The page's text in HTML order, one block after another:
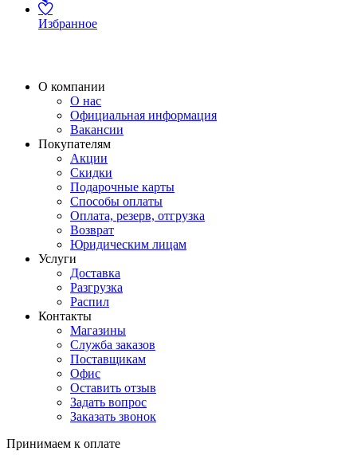
Избранное
О компании
О нас
Официальная информация
Вакансии
Покупателям
Акции
Скидки
Подарочные карты
Способы оплаты
Оплата, резерв, отгрузка
Возврат
Юридическим лицам
Услуги
Доставка
Разгрузка
Распил
Контакты
Магазины
Служба заказов
Поставщикам
Офис
Оставить отзыв
Задать вопрос
Заказать звонок
Принимаем к оплате